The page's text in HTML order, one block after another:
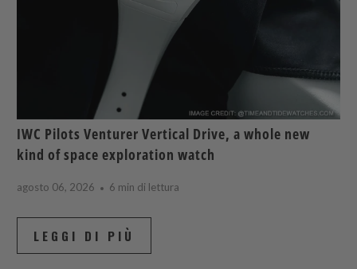
IWC Pilots Venturer Vertical Drive, a whole new
kind of space exploration watch
agosto 06, 2026 6 min di lettura
LEGGI DI PIÙ